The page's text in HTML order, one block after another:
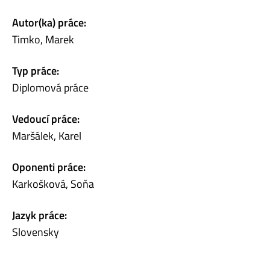
Autor(ka) práce:
Timko, Marek
Typ práce:
Diplomová práce
Vedoucí práce:
Maršálek, Karel
Oponenti práce:
Karkošková, Soňa
Jazyk práce:
Slovensky